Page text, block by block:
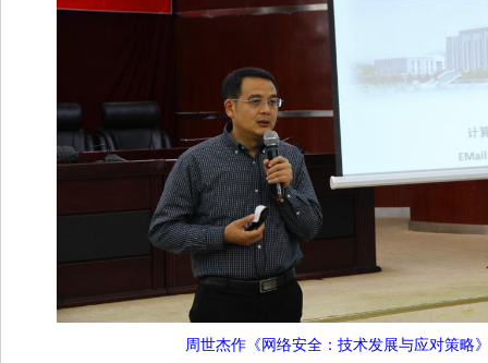
周世杰作《网络安全：技术发展与应对策略